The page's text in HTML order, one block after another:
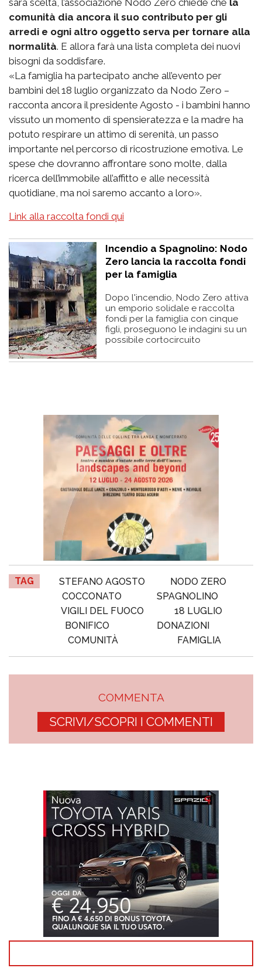
comunità dia ancora il suo contributo per gli
arredi e ogni altro oggetto serva per tornare alla
normalità. E allora farà una lista completa dei nuovi
bisogni da soddisfare.
«La famiglia ha partecipato anche all’evento per
bambini del 18 luglio organizzato da Nodo Zero –
racconta ancora il presidente Agosto - i bambini hanno
vissuto un momento di spensieratezza e la madre ha
potuto respirare un attimo di serenità, un passo
importante nel percorso di ricostruzione emotiva. Le
spese che dovranno affrontare sono molte, dalla
ricerca dell’immobile all’affitto e alle necessità
quotidiane, ma noi saremo accanto a loro».
Link alla raccolta fondi qui
Incendio a Spagnolino: Nodo
Zero lancia la raccolta fondi
per la famiglia
Dopo l'incendio, Nodo Zero attiva
un emporio solidale e raccolta
fondi per la famiglia con cinque
figli, proseguono le indagini su un
possibile cortocircuito
TAG STEFANO AGOSTO
NODO ZERO
COCCONATO
SPAGNOLINO
VIGILI DEL FUOCO
18 LUGLIO
BONIFICO
DONAZIONI
COMUNITÀ
FAMIGLIA
COMMENTA
SCRIVI/SCOPRI I COMMENTI